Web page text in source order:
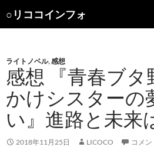
○リココインフォ
索
ン
ツ
へ
ス
キ
ッ
ライトノベル,感想
感想 『青春ブ
かけシスターの
い』進路と未来
2018年11月25日 LICOCO コメ